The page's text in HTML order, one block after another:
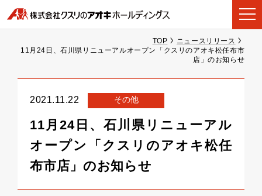
TOP
ニュースリリース
11月24日、石川県リニューアルオープン「クスリのアオキ松任布市
店」のお知らせ
2021.11.22 その他
11月24日、石川県リニューアル
オープン「クスリのアオキ松任
布市店」のお知らせ